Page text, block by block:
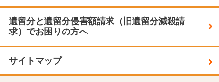
遺留分と遺留分侵害額請求（旧遺留分減殺請
求）でお困りの方へ
サイトマップ